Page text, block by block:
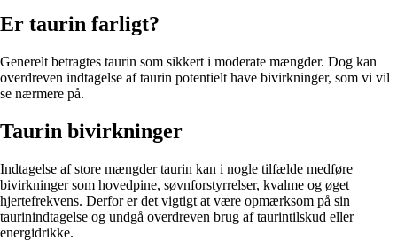
Er taurin farligt?
Generelt betragtes taurin som sikkert i moderate mængder. Dog kan
overdreven indtagelse af taurin potentielt have bivirkninger, som vi vil
se nærmere på.
Taurin bivirkninger
Indtagelse af store mængder taurin kan i nogle tilfælde medføre
bivirkninger som hovedpine, søvnforstyrrelser, kvalme og øget
hjertefrekvens. Derfor er det vigtigt at være opmærksom på sin
taurinindtagelse og undgå overdreven brug af taurintilskud eller
energidrikke.